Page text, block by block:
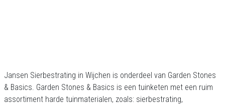
Jansen Sierbestrating in Wijchen is onderdeel van Garden Stones
& Basics. Garden Stones & Basics is een tuinketen met een ruim
assortiment harde tuinmaterialen, zoals: sierbestrating,